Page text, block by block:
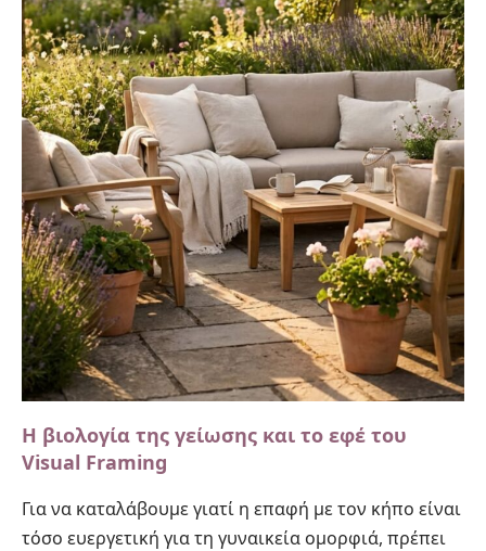
Η βιολογία της γείωσης και το εφέ του
Visual Framing
Για να καταλάβουμε γιατί η επαφή με τον κήπο είναι
τόσο ευεργετική για τη γυναικεία ομορφιά, πρέπει